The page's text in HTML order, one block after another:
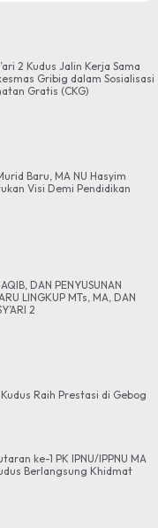
2 Kudus Jalin Kerja Sama
Gribig dalam Sosialisasi
Gratis (CKG)
Baru, MA NU Hasyim
Visi Demi Pendidikan
DAN PENYUSUNAN
LINGKUP MTs, MA, DAN
2
Raih Prestasi di Gebog
ke-1 PK IPNU/IPPNU MA
Berlangsung Khidmat